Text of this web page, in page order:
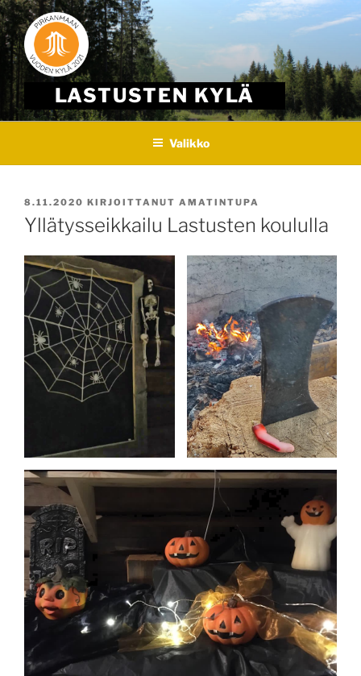
Skip
to
content
LASTUSTEN KYLÄ
Valikko
JULKAISTU
8.11.2020 KIRJOITTANUT AMATINTUPA
Yllätysseikkailu Lastusten koululla